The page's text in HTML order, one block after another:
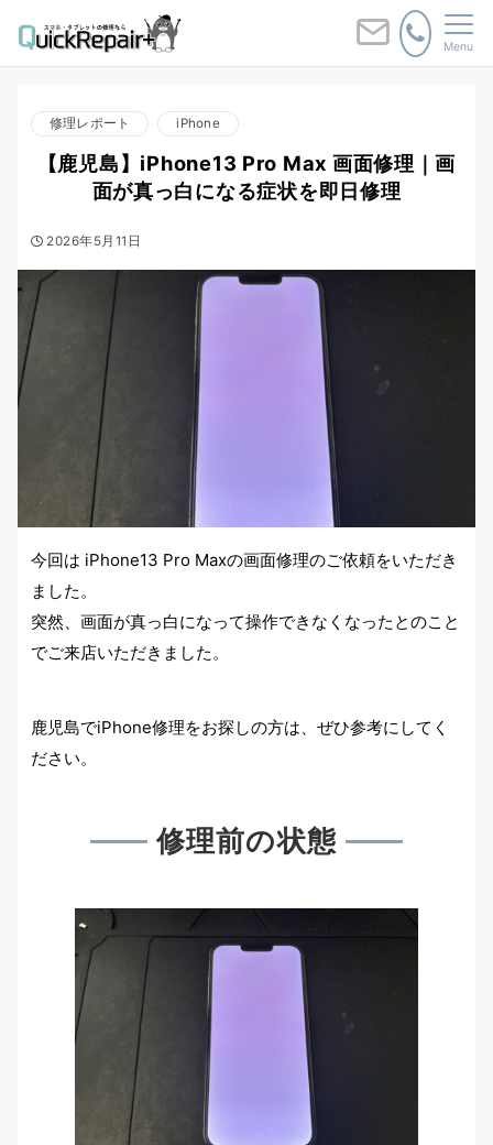
Menu
修理レポート iPhone
【鹿児島】iPhone13 Pro Max 画面修理｜画
面が真っ白になる症状を即日修理
2026年5月11日
今回は iPhone13 Pro Maxの画面修理のご依頼をいただき
ました。
突然、画面が真っ白になって操作できなくなったとのこと
でご来店いただきました。
鹿児島でiPhone修理をお探しの方は、ぜひ参考にしてく
ださい。
修理前の状態